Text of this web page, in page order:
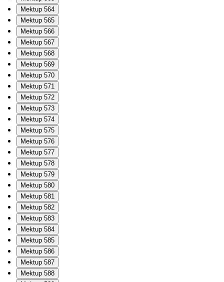
Mektup 564
Mektup 565
Mektup 566
Mektup 567
Mektup 568
Mektup 569
Mektup 570
Mektup 571
Mektup 572
Mektup 573
Mektup 574
Mektup 575
Mektup 576
Mektup 577
Mektup 578
Mektup 579
Mektup 580
Mektup 581
Mektup 582
Mektup 583
Mektup 584
Mektup 585
Mektup 586
Mektup 587
Mektup 588